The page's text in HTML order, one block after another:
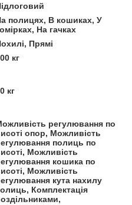
полицях, В кошиках, У
На гачках
Прямі
кг
кг
регулювання по
опор, Можливість
полиць по
Можливість
кошика по
Можливість
кута нахилу
Комплектація